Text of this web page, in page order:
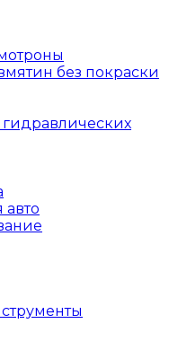
без покраски
гидравлических